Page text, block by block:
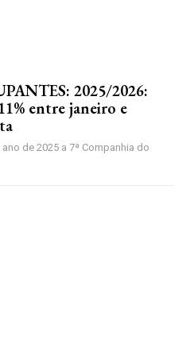
2025/2026:
entre janeiro e
de 2025 a 7ª Companhia do